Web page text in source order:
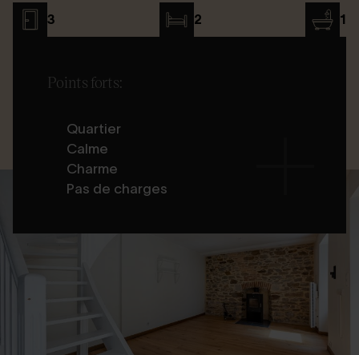
3 2 1
Points forts:
Quartier
Calme
Charme
Pas de charges